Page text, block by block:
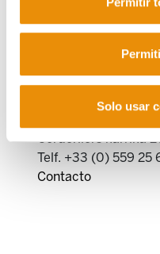
Solo usar
POLÍTICA
POLÍTICA DE
Manu Robles-
Barrainkua 13 -
Corderliers karrika
Telf. +33 (0) 559 25
Contacto